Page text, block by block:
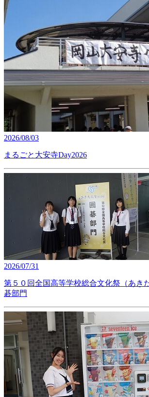
2026/08/03
まるごと大安寺Day2026
2026/07/31
第５０回全国高等学校総合文化祭（あき
碁部門